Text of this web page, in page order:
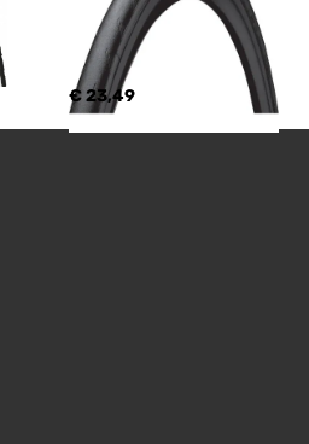
€ 23,49